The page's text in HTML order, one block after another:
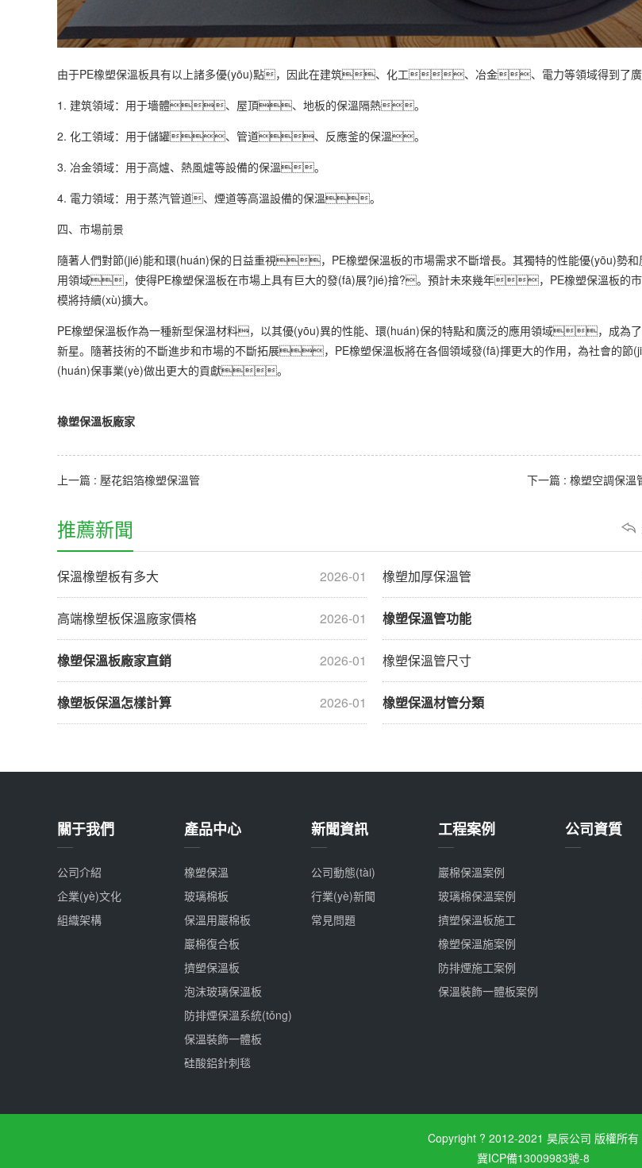
由于PE橡塑保溫板具有以上諸多優(yōu)點，因此在建筑、化工、冶金、電力等領域得到了廣
1. 建筑領域：用于墻體、屋頂、地板的保溫隔熱。
2. 化工領域：用于儲罐、管道、反應釜的保溫。
3. 冶金領域：用于高爐、熱風爐等設備的保溫。
4. 電力領域：用于蒸汽管道、煙道等高溫設備的保溫。
四、市場前景
隨著人們對節(jié)能和環(huán)保的日益重視，PE橡塑保溫板的市場需求不斷增長。其獨特的性能優(yōu)勢和
用領域，使得PE橡塑保溫板在市場上具有巨大的發(fā)展?jié)摿?。預計未來幾年，PE橡塑保溫板的
模將持續(xù)擴大。
PE橡塑保溫板作為一種新型保溫材料，以其優(yōu)異的性能、環(huán)保的特點和廣泛的應用領域，成為
新星。隨著技術的不斷進步和市場的不斷拓展，PE橡塑保溫板將在各個領域發(fā)揮更大的作用，為社會的節
(huán)保事業(yè)做出更大的貢獻。
橡塑保溫板廠家
上一篇 : 壓花鋁箔橡塑保溫管 下一篇 : 橡塑空調保溫
推薦新聞
2026-01
保溫橡塑板有多大 橡塑加厚保溫管
2026-01
高端橡塑板保溫廠家價格 橡塑保溫管功能
2026-01
橡塑保溫板廠家直銷 橡塑保溫管尺寸
2026-01
橡塑板保溫怎樣計算 橡塑保溫材管分類
關于我們
公司介紹
企業(yè)文化
組織架構
產品中心
橡塑保溫
玻璃棉板
保溫用巖棉板
巖棉復合板
擠塑保溫板
泡沫玻璃保溫板
防排煙保溫系統(tǒng)
保溫裝飾一體板
硅酸鋁針刺毯
新聞資訊
公司動態(tài)
行業(yè)新聞
常見問題
工程案例
巖棉保溫案例
玻璃棉保溫案例
擠塑保溫板施工
橡塑保溫施案例
防排煙施工案例
保溫裝飾一體板案例
公司資質
Copyright ? 2012-2021 昊辰公司 版權所有
冀ICP備13009983號-8